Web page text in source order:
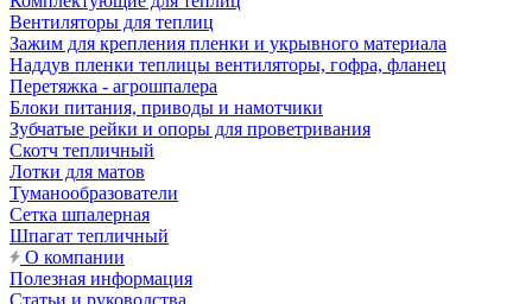
Вентиляторы для теплиц
Зажим для крепления пленки и укрывного материала
Наддув пленки теплицы вентиляторы, гофра, фланец
Перетяжка - агрошпалера
Блоки питания, приводы и намотчики
Зубчатые рейки и опоры для проветривания
Скотч тепличный
Лотки для матов
Туманообразователи
Сетка шпалерная
Шпагат тепличный
О компании
Полезная информация
Статьи и руководства